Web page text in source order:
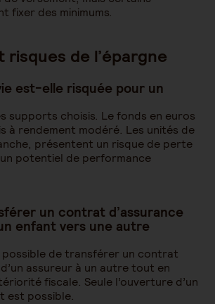
fixer des minimums.
de l’épargne
est-elle risquée pour un
supports choisis. Le fonds en euros
à rendement modéré. Les unités de
présentent un risque de perte
potentiel de performance
un contrat d’assurance
enfant vers une autre
possible de transférer un contrat
assureur à un autre tout en
fiscale. Seule l’ouverture d’un
est possible.